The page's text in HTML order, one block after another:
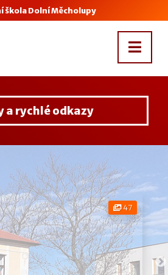
škola Dolní Měcholupy
a rychlé odkazy
47